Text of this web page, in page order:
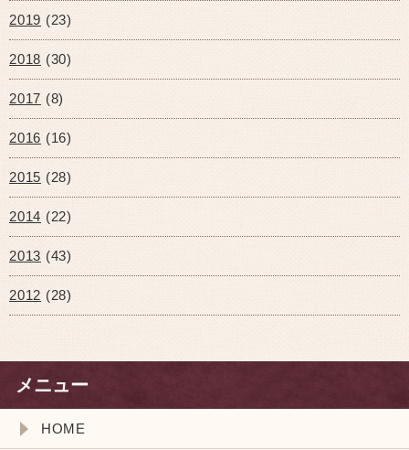
2019 (23)
2018 (30)
2017 (8)
2016 (16)
2015 (28)
2014 (22)
2013 (43)
2012 (28)
メニュー
HOME